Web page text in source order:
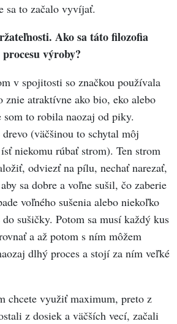
sa to začalo vyvíjať.
Ako sa táto filozofia
výroby?
v spojitosti so značkou používala
znie atraktívne ako bio, eko alebo
som to robila naozaj od piky.
(väčšinou to schytal môj
niekomu rúbať strom). Ten strom
odviezť na pílu, nechať narezať,
sa dobre a voľne sušil, čo zaberie
voľného sušenia alebo niekoľko
sušičky. Potom sa musí každý kus
a až potom s ním môžem
dlhý proces a stojí za ním veľké
chcete využiť maximum, preto z
z dosiek a väčších vecí, začali